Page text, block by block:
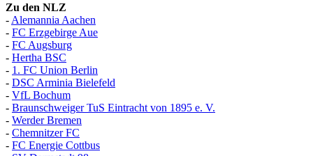
Zu den NLZ
- Alemannia Aachen
- FC Erzgebirge Aue
- FC Augsburg
- Hertha BSC
- 1. FC Union Berlin
- DSC Arminia Bielefeld
- VfL Bochum
- Braunschweiger TuS Eintracht von 1895 e. V.
- Werder Bremen
- Chemnitzer FC
- FC Energie Cottbus